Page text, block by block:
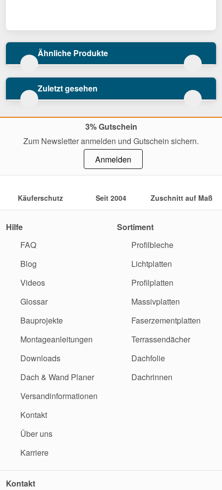
Ähnliche Produkte
Zuletzt gesehen
3% Gutschein
Zum Newsletter anmelden und Gutschein sichern.
Anmelden
Käuferschutz Seit 2004 Zuschnitt auf Maß
Hilfe
FAQ
Blog
Videos
Glossar
Bauprojekte
Montageanleitungen
Downloads
Dach & Wand Planer
Versandinformationen
Kontakt
Über uns
Karriere
Sortiment
Profilbleche
Lichtplatten
Profilplatten
Massivplatten
Faserzementplatten
Terrassendächer
Dachfolie
Dachrinnen
Kontakt